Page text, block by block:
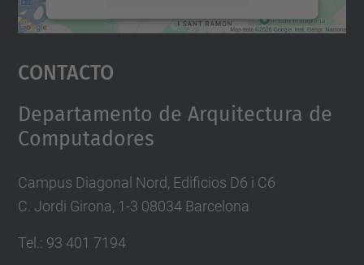
Aceptar
powered by
Contacto
Departamento de Arquitectura de
Computadores
Campus Diagonal Nord, Edificios D6 i C6
C. Jordi Girona, 1-3 08034 Barcelona
Tel.: 93 401 7194